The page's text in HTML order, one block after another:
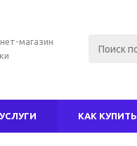
магазин
УСЛУГИ КАК КУПИТЬ